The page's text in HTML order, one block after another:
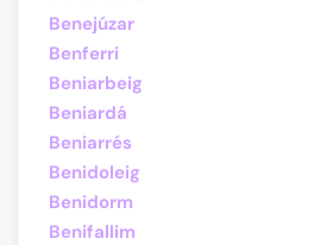
Benejúzar
Benferri
Beniarbeig
Beniardá
Beniarrés
Benidoleig
Benidorm
Benifallim